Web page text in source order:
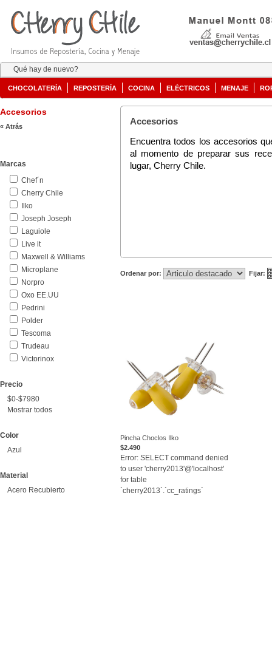
Qué hay de nuevo?
CHOCOLATERÍA REPOSTERÍA COCINA ELÉCTRICOS MENAJE
Accesorios
« Atrás
Marcas
Chef´n
Cherry Chile
Ilko
Joseph Joseph
Laguiole
Live it
Maxwell & Williams
Microplane
Norpro
Oxo EE.UU
Pedrini
Polder
Tescoma
Trudeau
Victorinox
Precio
$0-$7980
Mostrar todos
Color
Azul
Material
Acero Recubierto
Accesorios
Encuentra todos los accesorios
al momento de preparar sus
lugar, Cherry Chile.
Ordenar por: Fijar:
VER
Pincha Choclos Ilko
$2.490
Error: SELECT command denied
to user 'cherry2013'@'localhost'
for table
`cherry2013`.`cc_ratings`